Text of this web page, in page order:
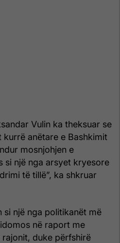
Vulin ka theksuar se
kurrë anëtare e Bashkimit
mosnjohjen e
si një nga arsyet kryesore
të tillë”, ka shkruar
si një nga politikanët më
në raport me
duke përfshirë